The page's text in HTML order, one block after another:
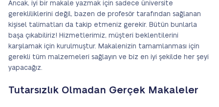
Ancak, iyi bir makale yazmak için sadece üniversite
gerekliliklerini değil, bazen de profesör tarafından sağlanan
kişisel talimatları da takip etmeniz gerekir. Bütün bunlarla
başa çıkabiliriz! Hizmetlerimiz, müşteri beklentilerini
karşılamak için kurulmuştur. Makalenizin tamamlanması için
gerekli tüm malzemeleri sağlayın ve biz en iyi şekilde her şeyi
yapacağız.
Tutarsızlık Olmadan Gerçek Makaleler